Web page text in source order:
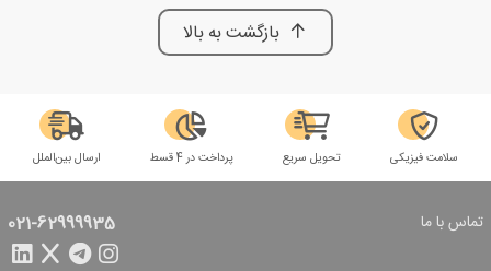
بازگشت به بالا
سلامت فیزیکی تحویل سریع پرداخت در 4 قسط ارسال بین‌الملل
تماس با ما 021-62999935